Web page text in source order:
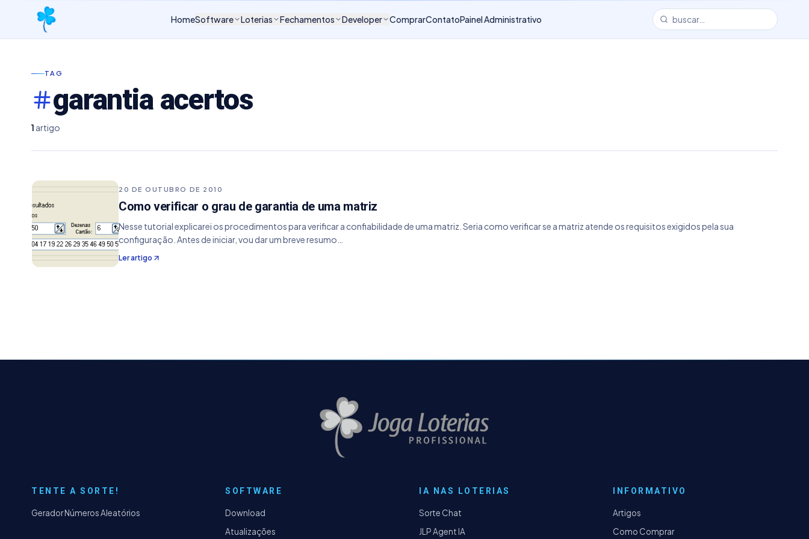
HomeSoftware Loterias Fechamentos Developer ComprarContatoPainel Administrativo
TAG
garantia acertos
1 artigo
20 DE OUTUBRO DE 2010
Como verificar o grau de garantia de uma matriz
Nesse tutorial explicarei os procedimentos para verificar a confiabilidade de uma matriz. Seria como verificar se a matriz atende os requisitos exigidos pela sua
configuração. Antes de iniciar, vou dar um breve resumo…
Ler artigo
TENTE A SORTE!
Gerador Números Aleatórios
SOFTWARE
Download
Atualizações
IA NAS LOTERIAS
Sorte Chat
JLP Agent IA
INFORMATIVO
Artigos
Como Comprar